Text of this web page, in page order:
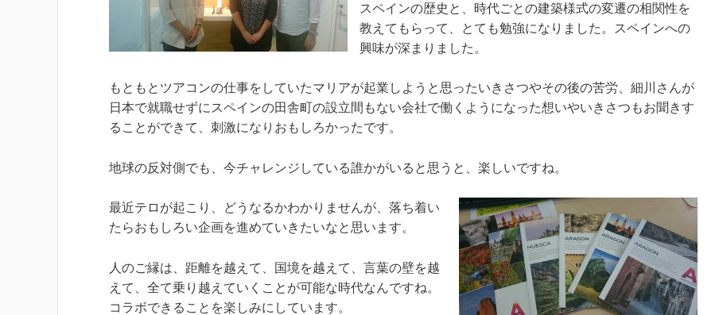
スペインの歴史と、時代ごとの建築様式の変遷の相関性を
教えてもらって、とても勉強になりました。スペインへの
興味が深まりました。
もともとツアコンの仕事をしていたマリアが起業しようと思ったいきさつやその後の苦労、細川さんが
日本で就職せずにスペインの田舎町の設立間もない会社で働くようになった想いやいきさつもお聞きす
ることができて、刺激になりおもしろかったです。
地球の反対側でも、今チャレンジしている誰かがいると思うと、楽しいですね。
最近テロが起こり、どうなるかわかりませんが、落ち着い
たらおもしろい企画を進めていきたいなと思います。
人のご縁は、距離を越えて、国境を越えて、言葉の壁を越
えて、全て乗り越えていくことが可能な時代なんですね。
コラボできることを楽しみにしています。